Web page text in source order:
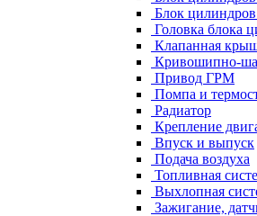
Блок
Головка блока
Клапанная
Кривошипно-
Привод ГРМ
Помпа и
Радиатор
Крепление
Впуск и выпуск
Подача воздуха
Топливная
Выхлопная
Зажигание,